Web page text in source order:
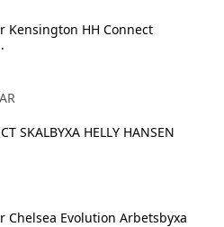
SKALBYXA HELLY HANSEN